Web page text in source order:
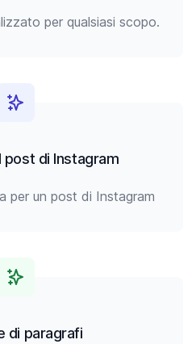
per qualsiasi scopo.
post di Instagram
per un post di Instagram
di paragrafi